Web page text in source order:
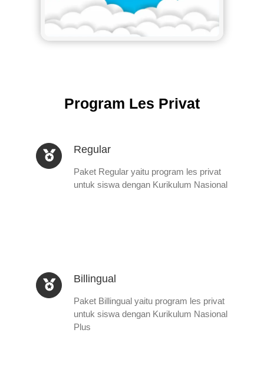
Program Les Privat
Regular
Paket Regular yaitu program les privat
untuk siswa dengan Kurikulum Nasional
Billingual
Paket Billingual yaitu program les privat
untuk siswa dengan Kurikulum Nasional
Plus